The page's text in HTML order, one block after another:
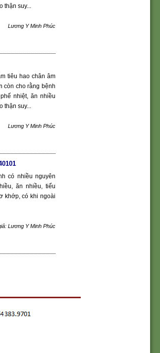
thận suy...
Lương Y Minh Phúc
tiêu hao chân âm
còn cho rằng bệnh
nhiệt, ăn nhiều
thận suy...
Lương Y Minh Phúc
có nhiều nguyên
ăn nhiều, tiểu
khớp, có khi ngoài
Lương Y Minh Phúc